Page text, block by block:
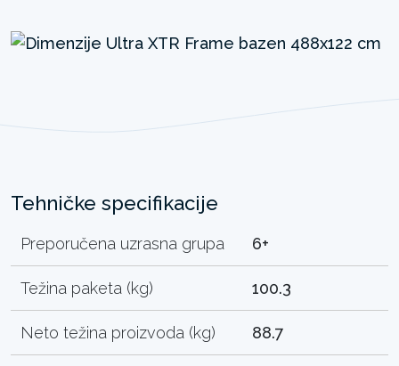
Tehničke specifikacije
Preporučena uzrasna grupa 6+
Težina paketa (kg) 100.3
Neto težina proizvoda (kg) 88.7